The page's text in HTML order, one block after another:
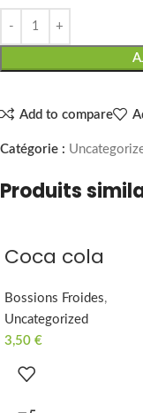
Add to compare
Catégorie :
Produits
Coca cola
Bossions Froides,
Uncategorized
3,50 €